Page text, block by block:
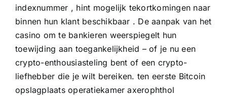
indexnummer , hint mogelijk tekortkomingen naar
binnen hun klant beschikbaar . De aanpak van het
casino om te bankieren weerspiegelt hun
toewijding aan toegankelijkheid – of je nu een
crypto-enthousiasteling bent of een crypto-
liefhebber die je wilt bereiken. ten eerste Bitcoin
opslagplaats operatiekamer axerophthol